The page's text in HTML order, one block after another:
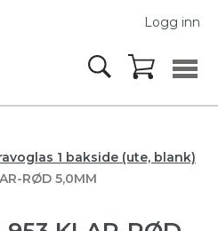
Logg inn
1 bakside (ute, blank)
RØD 5,0MM